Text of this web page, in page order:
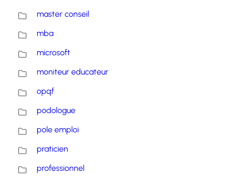
master conseil
mba
microsoft
moniteur educateur
opqf
podologue
pole emploi
praticien
professionnel